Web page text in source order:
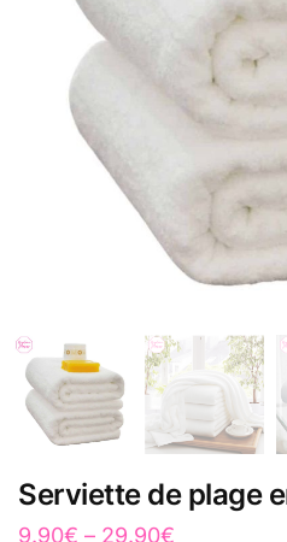
Serviette de plage
9.90€ – 29.90€